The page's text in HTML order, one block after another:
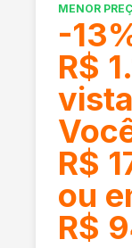
MENOR
-13
R$
vista
R$
ou
R$